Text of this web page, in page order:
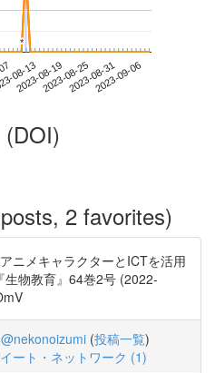
08-13
2023-08-192023-08-252023-08-312023-09-06
**
2 favorites)
ニメキャラクターとICTを活用
生物教育』64巻2号 (2022-
@nekonoizumi (投稿一覧)
ート・ネットワーク (1)